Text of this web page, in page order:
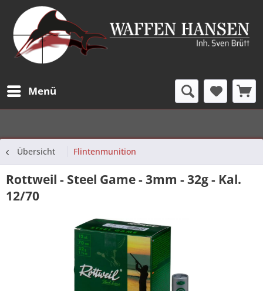
Menü
Übersicht Flintenmunition
Rottweil - Steel Game - 3mm - 32g - Kal.
12/70